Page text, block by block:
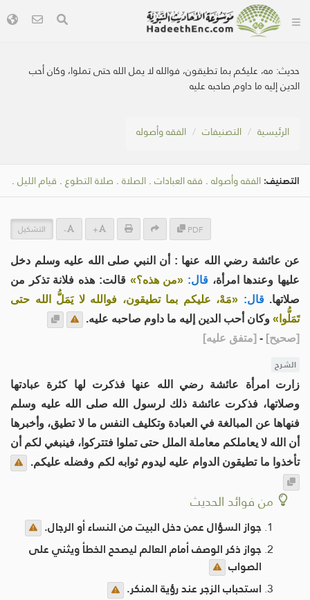
حديث: مه، عليكم بما تطيقون، فوالله لا يمل الله حتى تملوا، وكان أحب
الدين إليه ما داوم صاحبه عليه
الرئيسية التصنيفات الفقه وأصوله
التصنيف: الفقه وأصوله . فقه العبادات . الصلاة . صلاة التطوع . قيام الليل .
PDF
+
- التشكيل
عن عائشة رضي الله عنها : أن النبي صلى الله عليه وسلم دخل
عليها وعندها امرأة، قال: «من هذه؟» قالت: هذه فلانة تذكر من
صلاتها. قال: «مَهْ، عليكم بما تطيقون، فوالله لا يَمَلُّ الله حتى
تَمَلُّوا» وكان أحب الدين إليه ما داوم صاحبه عليه.
[صحيح]
-
[متفق عليه]
الشرح
زارت امرأة عائشة رضي الله عنها فذكرت لها كثرة عبادتها
وصلاتها، فذكرت عائشة ذلك لرسول الله صلى الله عليه وسلم
فنهاها عن المبالغة في العبادة وتكليف النفس ما لا تطيق، وأخبرها
أن الله لا يعاملكم معاملة الملل حتى تملوا فتتركوا، فينبغي لكم أن
تأخذوا ما تطيقون الدوام عليه ليدوم ثوابه لكم وفضله عليكم.
من فوائد الحديث
جواز السؤال عمن دخل البيت من النساء أو الرجال.
جواز ذكر الوصف أمام العالم ليصحح الخطأ ويثني على
الصواب
استحباب الزجر عند رؤية المنكر.